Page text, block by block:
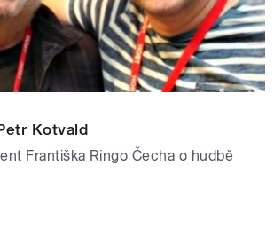
Kotvald
Františka Ringo Čecha o hudbě